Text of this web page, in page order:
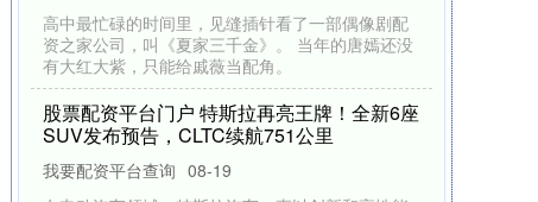
医药生物和计算机两大行业个股扎堆毛利率榜中国
正规股票配资公司。 食品饮料行业毛利率居首 据证
券时报·数据宝统计，剔除金融
炒股最好用的手机软件 《灼灼韶华》这才叫
演技，程六一一句“乱爱”，把坏蛋演出了喜感
我要配资平台查询 09-24